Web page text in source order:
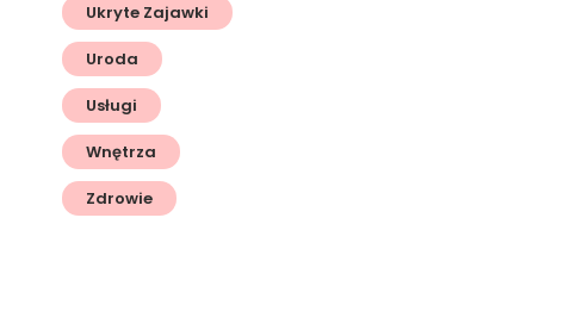
Ukryte Zajawki
Uroda
Usługi
Wnętrza
Zdrowie